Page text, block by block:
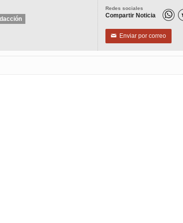
Redes sociales
Compartir Noticia
✉ Enviar por correo